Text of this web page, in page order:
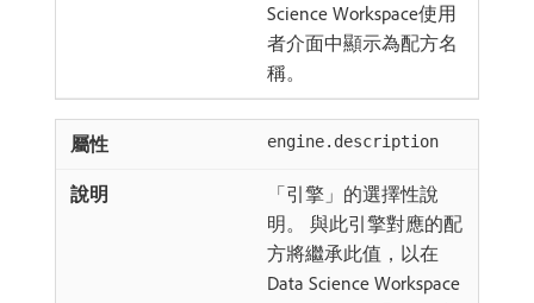
Science Workspace使用
者介面中顯示為配方名
稱。
engine.description
「引擎」的選擇性說
明。 與此引擎對應的配
方將繼承此值，以在
Data Science Workspace